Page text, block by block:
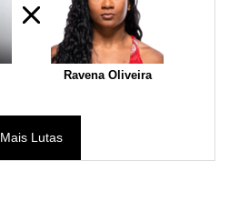
Ravena Oliveira
Mais Lutas